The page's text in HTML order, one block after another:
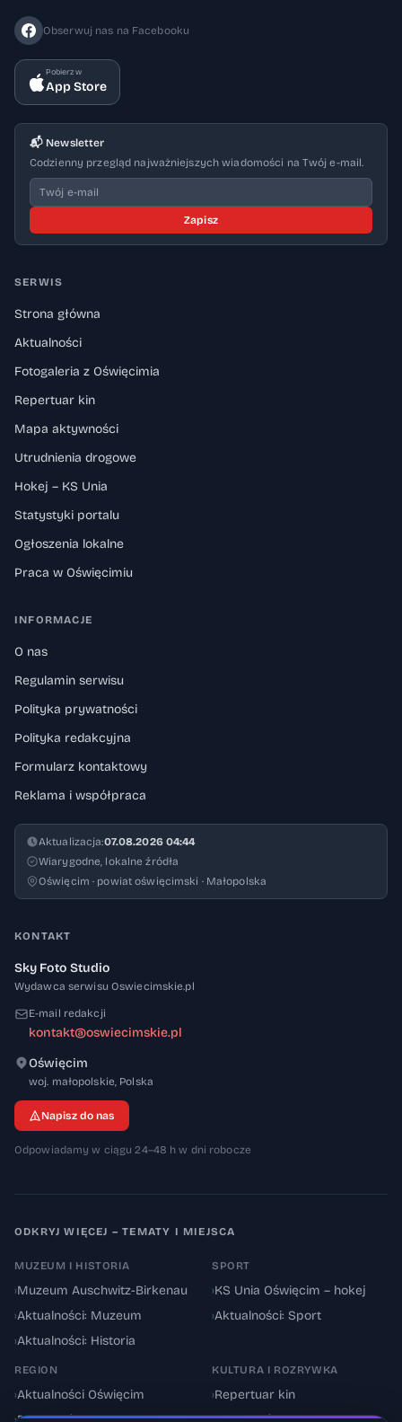
Obserwuj nas na Facebooku
Pobierz w
App Store
📬 Newsletter
Codzienny przegląd najważniejszych wiadomości na Twój e-mail.
Zapisz
SERWIS
Strona główna
Aktualności
Fotogaleria z Oświęcimia
Repertuar kin
Mapa aktywności
Utrudnienia drogowe
Hokej – KS Unia
Statystyki portalu
Ogłoszenia lokalne
Praca w Oświęcimiu
INFORMACJE
O nas
Regulamin serwisu
Polityka prywatności
Polityka redakcyjna
Formularz kontaktowy
Reklama i współpraca
Aktualizacja:07.08.2026 04:44
Wiarygodne, lokalne źródła
Oświęcim · powiat oświęcimski · Małopolska
KONTAKT
Sky Foto Studio
Wydawca serwisu Oswiecimskie.pl
E-mail redakcji
kontakt@oswiecimskie.pl
Oświęcim
woj. małopolskie, 32-600
Polska
Napisz do nas
Odpowiadamy w ciągu 24–48 h w dni robocze
ODKRYJ WIĘCEJ – TEMATY I MIEJSCA
MUZEUM I HISTORIA
›Muzeum Auschwitz-Birkenau
›Aktualności: Muzeum
›Aktualności: Historia
SPORT
›KS Unia Oświęcim – hokej
›Aktualności: Sport
REGION
›Aktualności Oświęcim
KULTURA I ROZRYWKA
›Repertuar kin